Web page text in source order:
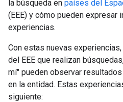
la búsqueda en países del
(EEE) y cómo pueden expresar
experiencias.
Con estas nuevas
del EEE que realizan
mí" pueden observar
en la entidad. Estas
siguiente: